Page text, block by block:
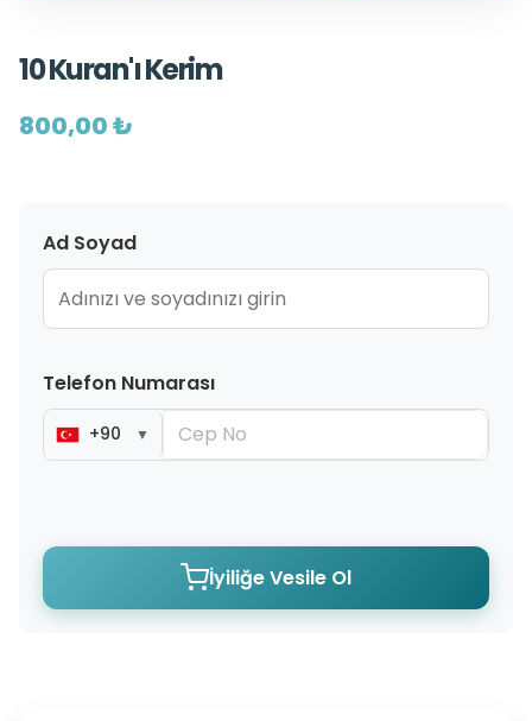
10 Kuran'ı Kerim
800,00 ₺
Ad Soyad
Telefon Numarası
+90 ▼
İyiliğe Vesile Ol